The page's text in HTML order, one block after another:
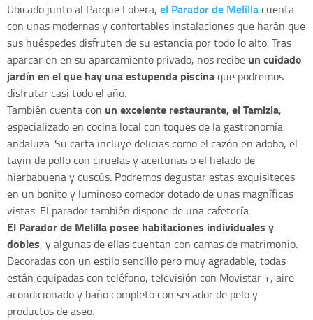
Ubicado junto al Parque Lobera, el Parador de Melillacuenta
con unas modernas y confortables instalaciones que harán que
sus huéspedes disfruten de su estancia por todo lo alto. Tras
aparcar en en su aparcamiento privado, nos recibe un cuidado
jardín en el que hay una estupenda piscinaque podremos
disfrutar casi todo el año.
También cuenta con un excelente restaurante, el Tamizia,
especializado en cocina local con toques de la gastronomía
andaluza. Su carta incluye delicias como el cazón en adobo, el
tayin de pollo con ciruelas y aceitunas o el helado de
hierbabuena y cuscús. Podremos degustar estas exquisiteces
en un bonito y luminoso comedor dotado de unas magníficas
vistas. El parador también dispone de una cafetería.
El Parador de Melilla posee habitaciones individuales y
dobles, y algunas de ellas cuentan con camas de matrimonio.
Decoradas con un estilo sencillo pero muy agradable, todas
están equipadas con teléfono, televisión con Movistar +, aire
acondicionado y baño completo con secador de pelo y
productos de aseo.